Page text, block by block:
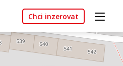
Chci inzerovat